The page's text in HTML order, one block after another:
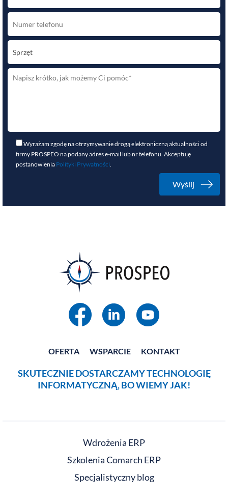
Wyrażam zgodę na otrzymywanie drogą elektroniczną aktualności od
firmy PROSPEO na podany adres e-mail lub nr telefonu. Akceptuję
postanowienia Polityki Prywatności
OFERTA WSPARCIE KONTAKT
SKUTECZNIE DOSTARCZAMY TECHNOLOGIĘ
INFORMATYCZNĄ, BO WIEMY JAK!
Wdrożenia ERP
Szkolenia Comarch ERP
Specjalistyczny blog